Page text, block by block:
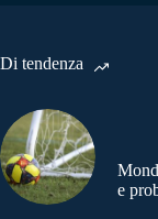
Di tendenza
e